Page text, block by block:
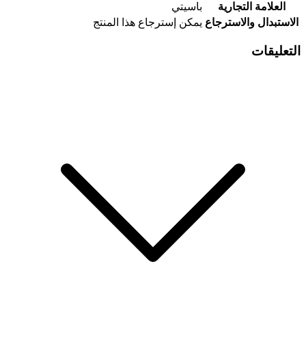
العلامة التجارية
باسيتي
الاستبدال والاسترجاع يمكن إسترجاع هذا المنتج
التعليقات